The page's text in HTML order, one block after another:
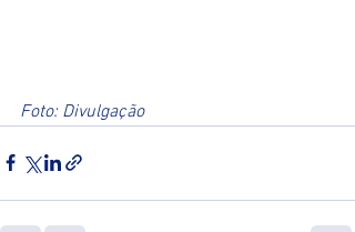
Foto: Divulgação